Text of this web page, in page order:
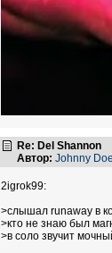
Re: Del Shannon
Автор: Johnny Doe
2igrok99:
>слышал runaway в
>кто не знаю был
>в соло звучит